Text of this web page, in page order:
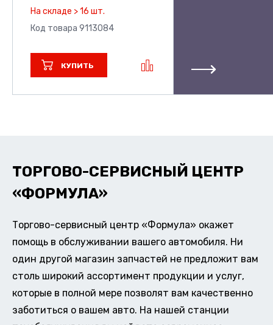
На складе > 16 шт.
Код товара 9113084
КУПИТЬ
ТОРГОВО-СЕРВИСНЫЙ ЦЕНТР
«ФОРМУЛА»
Торгово-сервисный центр «Формула» окажет
помощь в обслуживании вашего автомобиля. Ни
один другой магазин запчастей не предложит вам
столь широкий ассортимент продукции и услуг,
которые в полной мере позволят вам качественно
заботиться о вашем авто. На нашей станции